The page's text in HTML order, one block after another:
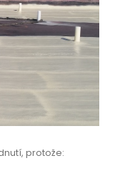
protože: